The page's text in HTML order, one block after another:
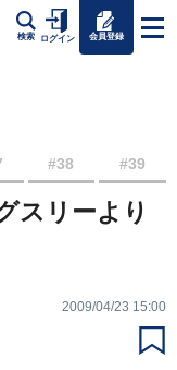
検索 ログイン 会員登録
#38 #39
スリーより
2009/04/23 15:00